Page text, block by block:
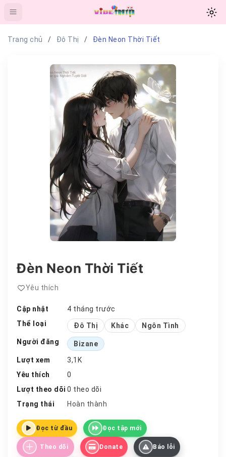
Trang chủ Đô Thị Đèn Neon Thời Tiết
Đèn Neon Thời Tiết
Yêu thích
Cập nhật
4 tháng trước
Thể loại
Đô Thị Khác
Ngôn Tình
Người đăng
Bizane
Lượt xem
3,1K
Yêu thích
0
Lượt theo dõi 0 theo dõi
Trạng thái
Hoàn thành
Đọc từ đầu Đọc tập mới
Theo dõi Donate Báo lỗi